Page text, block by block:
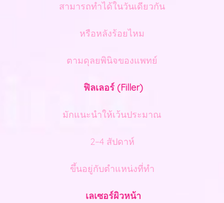
สามารถทำได้ในวันเดียวกัน
หรือหลังร้อยไหม
ตามดุลยพินิจของแพทย์
ฟิลเลอร์ (Filler)
มักแนะนำให้เว้นประมาณ
2–4 สัปดาห์
ขึ้นอยู่กับตำแหน่งที่ทำ
เลเซอร์ผิวหน้า